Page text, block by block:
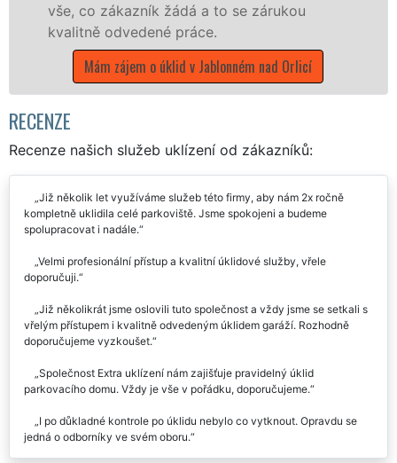
žádá a to se zárukou
práce.
zájem o úklid v Jablonném nad Orlicí
RECENZE
Recenze našich služeb uklízení od zákazníků:
Již několik let využíváme služeb této firmy, aby nám 2x ročně
kompletně uklidila celé parkoviště. Jsme spokojeni a budeme
spolupracovat i nadále.
Velmi profesionální přístup a kvalitní úklidové služby, vřele
doporučuji.
Již několikrát jsme oslovili tuto společnost a vždy jsme se setkali s
vřelým přístupem i kvalitně odvedeným úklidem garáží. Rozhodně
doporučujeme vyzkoušet.
Společnost Extra uklízení nám zajišťuje pravidelný úklid
parkovacího domu. Vždy je vše v pořádku, doporučujeme.
I po důkladné kontrole po úklidu nebylo co vytknout. Opravdu se
jedná o odborníky ve svém oboru.